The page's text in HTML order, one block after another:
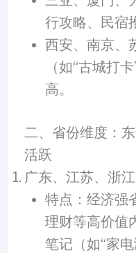
行攻略、民宿
西安、南京、
（如“古城打
高。
二、省份维度：
活跃
广东、江苏、浙江
特点：经济强
理财等高价值
笔记（如“家